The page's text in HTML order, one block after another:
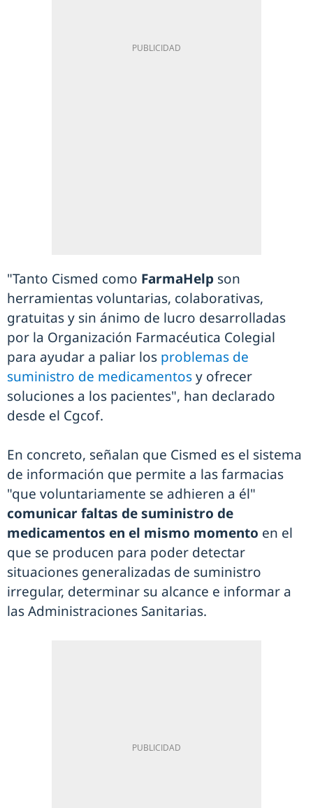
"Tanto Cismed como FarmaHelp son
herramientas voluntarias, colaborativas,
gratuitas y sin ánimo de lucro desarrolladas
por la Organización Farmacéutica Colegial
para ayudar a paliar los problemas de
suministro de medicamentosy ofrecer
soluciones a los pacientes", han declarado
desde el Cgcof.
En concreto, señalan que Cismed es el sistema
de información que permite a las farmacias
"que voluntariamente se adhieren a él"
comunicar faltas de suministro de
medicamentos en el mismo momento en el
que se producen para poder detectar
situaciones generalizadas de suministro
irregular, determinar su alcance e informar a
las Administraciones Sanitarias.